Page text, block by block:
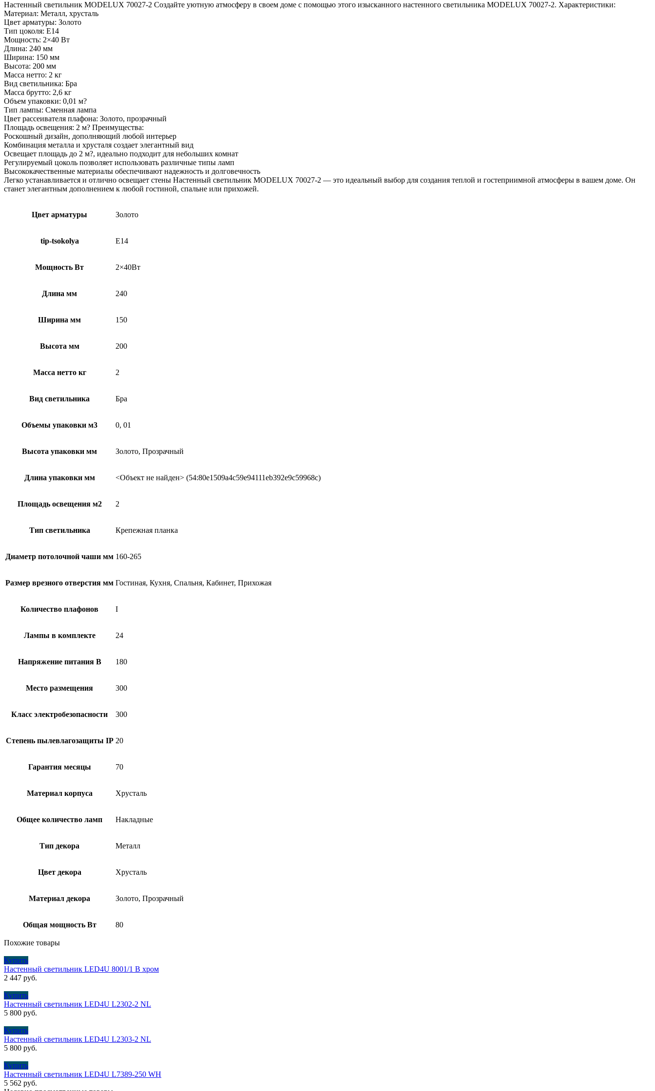
Настенный светильник MODELUX 70027-2 Создайте уютную атмосферу в своем доме с помощью этого изысканного настенного светильника MODELUX 70027-2. Характеристики:
Материал: Металл, хрусталь
Цвет арматуры: Золото
Тип цоколя: Е14
Мощность: 2×40 Вт
Длина: 240 мм
Ширина: 150 мм
Высота: 200 мм
Масса нетто: 2 кг
Вид светильника: Бра
Масса брутто: 2,6 кг
Объем упаковки: 0,01 м?
Тип лампы: Сменная лампа
Цвет рассеивателя плафона: Золото, прозрачный
Площадь освещения: 2 м? Преимущества:
Роскошный дизайн, дополняющий любой интерьер
Комбинация металла и хрусталя создает элегантный вид
Освещает площадь до 2 м?, идеально подходит для небольших комнат
Регулируемый цоколь позволяет использовать различные типы ламп
Высококачественные материалы обеспечивают надежность и долговечность
Легко устанавливается и отлично освещает стены Настенный светильник MODELUX 70027-2 — это идеальный выбор для создания теплой и гостеприимной атмосферы в вашем доме. Он
станет элегантным дополнением к любой гостиной, спальне или прихожей.
Цвет арматуры Золото
tip-tsokolya E14
Мощность Вт 2×40Вт
Длина мм 240
Ширина мм 150
Высота мм 200
Масса нетто кг 2
Вид светильника Бра
Объемы упаковки м3 0, 01
Высота упаковки мм Золото, Прозрачный
Длина упаковки мм <Объект не найден> (54:80e1509a4c59e94111eb392e9c59968c)
Площадь освещения м2 2
Тип светильника Крепежная планка
Диаметр потолочной чаши мм 160-265
Размер врезного отверстия мм Гостиная, Кухня, Спальня, Кабинет, Прихожая
Количество плафонов I
Лампы в комплекте 24
Напряжение питания В 180
Место размещения 300
Класс электробезопасности 300
Степень пылевлагозащиты IP 20
Гарантия месяцы 70
Материал корпуса Хрусталь
Общее количество ламп Накладные
Тип декора Металл
Цвет декора Хрусталь
Материал декора Золото, Прозрачный
Общая мощность Вт 80
Похожие товары
Купить
Настенный светильник LED4U 8001/1 В хром
2 447 руб.
Купить
Настенный светильник LED4U L2302-2 NL
5 800 руб.
Купить
Настенный светильник LED4U L2303-2 NL
5 800 руб.
Купить
Настенный светильник LED4U L7389-250 WH
5 562 руб.